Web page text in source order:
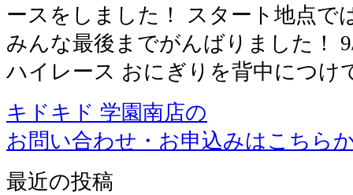
ースをしました！ スタート地点で
みんな最後までがんばりました！
ハイレース おにぎりを背中につ
キドキド 学園南店の
お問い合わせ・お申込みはこちら
最近の投稿